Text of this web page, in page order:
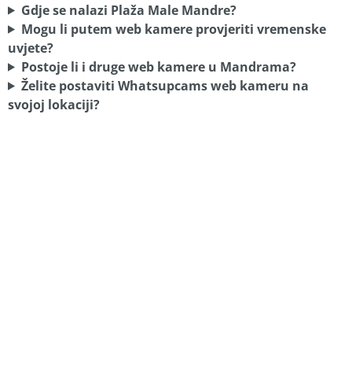
Gdje se nalazi Plaža Male Mandre?
Mogu li putem web kamere provjeriti vremenske
uvjete?
Postoje li i druge web kamere u Mandrama?
Želite postaviti Whatsupcams web kameru na
svojoj lokaciji?